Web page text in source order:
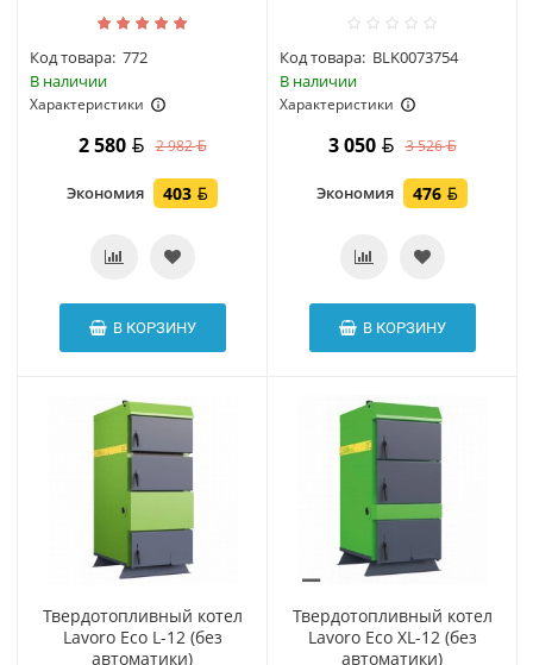
Код товара: 772
В наличии
Характеристики
2 580 2 982
Экономия 403
В КОРЗИНУ
Код товара: BLK0073754
В наличии
Характеристики
3 050 3 526
Экономия 476
В КОРЗИНУ
Твердотопливный котел
Lavoro Eco L-12 (без
автоматики)
Твердотопливный котел
Lavoro Eco XL-12 (без
автоматики)